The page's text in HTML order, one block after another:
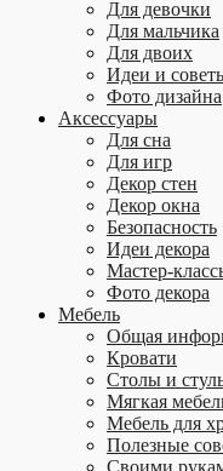
Для девочки
Для мальчика
Для двоих
Идеи и
Фото дизайна
Аксессуары
Для сна
Для игр
Декор стен
Декор окна
Безопасность
Идеи декора
Мастер-
Фото декора
Мебель
Общая
Кровати
Столы и
Мягкая
Мебель для
Полезные
Своими